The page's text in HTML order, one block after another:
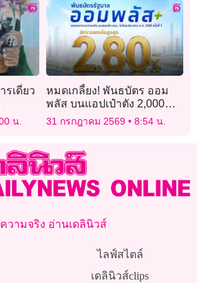
รเดี่ยว
น.
หมดเกลี้ยง! พันธบัตร ออม
พลัส บนแอปเป๋าตัง 2,000
ล้านบาท
31 กรกฎาคม 2569 8:54 น.
วามจริง อ่านเดลินิวส์
ไลฟ์สไตล์
เดลินิวส์clips